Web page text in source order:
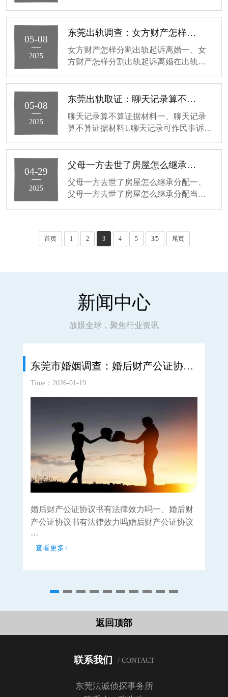
财产，个人财产归个人。对于夫妻共同
财产，先由双方协议处理，协议不成则
05-08
2025
东莞出轨调查：女方财产怎样分割出轨起诉离婚
女方财产怎样分割出轨起诉离婚一、女
方财产怎样分割出轨起诉离婚在出轨起
依据相关法律法规和具体案件情况。一
般来说，夫妻共同财产会按照平均分割
05-08
2025
东莞出轨取证：聊天记录算不算证据材料
聊天记录算不算证据材料一、聊天记录
算不算证据材料1.聊天记录可作民事诉讼
定形式，便具效力。像经公证固定真实
性，或与其他证据相互印证时，能作为
04-29
2025
父母一方去世了房屋怎么继承分配
父母一方去世了房屋怎么继承分配一、
父母一方去世了房屋怎么继承分配当父
权到底归谁。要是这房屋属于夫妻共同
财产，那离世一方所拥有的那部分···
首页 1 2 3 4 5 3/5 尾页
新闻中心
放眼全球，聚焦行业资讯
东莞市婚姻调查：婚后财产公证协议书有法律效力吗
Time：2026-01-19
婚后财产公证协议书有法律效力吗一、婚后财
产公证协议书有法律效力吗婚后财产公证协议
···
查看更多+
返回顶部
联系我们 / CONTACT
东莞法诚侦探事务所